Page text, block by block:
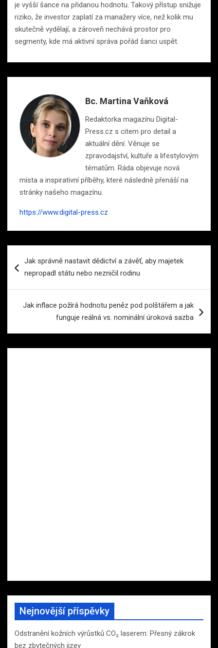
je vyšší šance na přidanou hodnotu. Takový přístup snižuje
riziko, že investor zaplatí za manažery více, než kolik mu
skutečně vydělají, a zároveň nechává prostor pro
segmenty, kde má aktivní správa pořád šanci uspět.
Bc. Martina Vaňková
Redaktorka magazínu Digital-
Press.cz s citem pro detail a
aktuální dění. Věnuje se
zpravodajství, kultuře a lifestylovým
tématům. Ráda objevuje nová
místa a inspirativní příběhy, které následně přenáší na
stránky našeho magazínu.
https://www.digital-press.cz
proJak správně nastavit dědictví a závěť, aby majetek
nepropadl státu nebo nezničil rodinu
Jak inflace požírá hodnotu peněz pod polštářem a jak
funguje reálná vs. nominální úroková sazba
Nejnovější příspěvky
Odstranění kožních výrůstků CO₂ laserem: Přesný zákrok
bez zbytečných jizev